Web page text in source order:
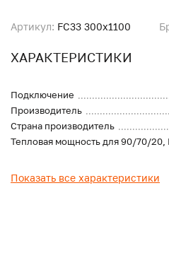
Артикул: FC33 300x1100
ХАРАКТЕРИСТИКИ
Подключение
Производитель
Страна производитель
Тепловая мощность для 90/70/20,
Показать все характеристики